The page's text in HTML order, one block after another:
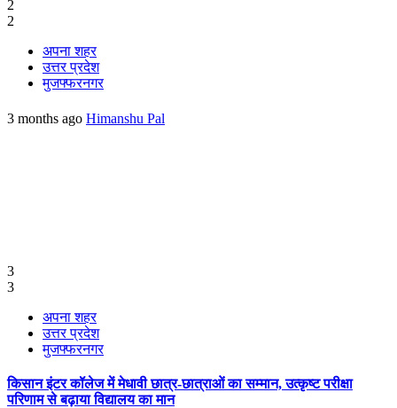
2
2
अपना शहर
उत्तर प्रदेश
मुजफ्फरनगर
3 months ago Himanshu Pal
3
3
अपना शहर
उत्तर प्रदेश
मुजफ्फरनगर
किसान इंटर कॉलेज में मेधावी छात्र-छात्राओं का सम्मान, उत्कृष्ट परीक्षा
परिणाम से बढ़ाया विद्यालय का मान